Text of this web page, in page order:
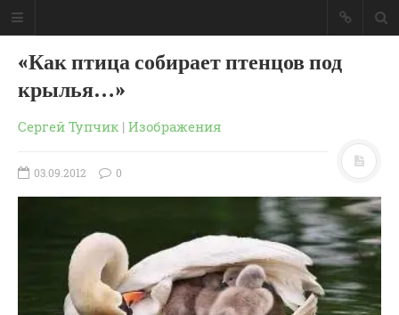
«Как птица собирает птенцов под
крылья…»
Сергей Тупчик | Изображения
03.09.2012 0